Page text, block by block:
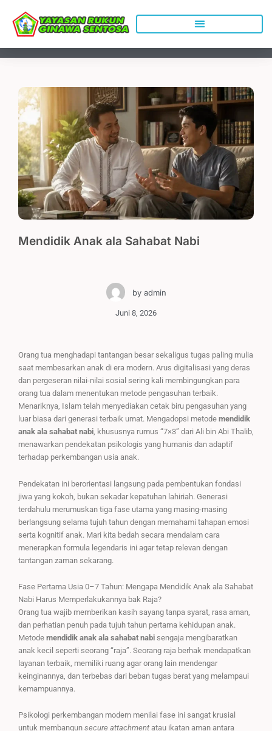
konten
Mendidik Anak ala Sahabat Nabi
byadmin
Juni 8, 2026
Orang tua menghadapi tantangan besar sekaligus tugas paling mulia
saat membesarkan anak di era modern. Arus digitalisasi yang deras
dan pergeseran nilai-nilai sosial sering kali membingungkan para
orang tua dalam menentukan metode pengasuhan terbaik.
Menariknya, Islam telah menyediakan cetak biru pengasuhan yang
luar biasa dari generasi terbaik umat. Mengadopsi metode mendidik
anak ala sahabat nabi, khususnya rumus “7×3” dari Ali bin Abi Thalib,
menawarkan pendekatan psikologis yang humanis dan adaptif
terhadap perkembangan usia anak.
Pendekatan ini berorientasi langsung pada pembentukan fondasi
jiwa yang kokoh, bukan sekadar kepatuhan lahiriah. Generasi
terdahulu merumuskan tiga fase utama yang masing-masing
berlangsung selama tujuh tahun dengan memahami tahapan emosi
serta kognitif anak. Mari kita bedah secara mendalam cara
menerapkan formula legendaris ini agar tetap relevan dengan
tantangan zaman sekarang.
Fase Pertama Usia 0–7 Tahun: Mengapa Mendidik Anak ala Sahabat
Nabi Harus Memperlakukannya bak Raja?
Orang tua wajib memberikan kasih sayang tanpa syarat, rasa aman,
dan perhatian penuh pada tujuh tahun pertama kehidupan anak.
Metode mendidik anak ala sahabat nabi sengaja mengibaratkan
anak kecil seperti seorang “raja”. Seorang raja berhak mendapatkan
layanan terbaik, memiliki ruang agar orang lain mendengar
keinginannya, dan terbebas dari beban tugas berat yang melampaui
kemampuannya.
Psikologi perkembangan modern menilai fase ini sangat krusial
untuk membangun secure attachment atau ikatan aman antara